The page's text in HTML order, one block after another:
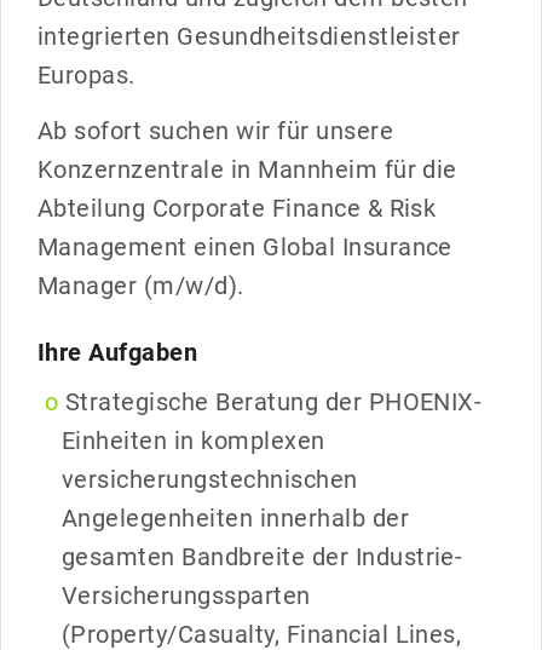
integrierten Gesundheitsdienstleister
Europas.
Ab sofort suchen wir für unsere
Konzernzentrale in Mannheim für die
Abteilung Corporate Finance & Risk
Management einen Global Insurance
Manager (m/w/d).
Ihre Aufgaben
Strategische Beratung der PHOENIX-
Einheiten in komplexen
versicherungstechnischen
Angelegenheiten innerhalb der
gesamten Bandbreite der Industrie-
Versicherungssparten
(Property/Casualty, Financial Lines,